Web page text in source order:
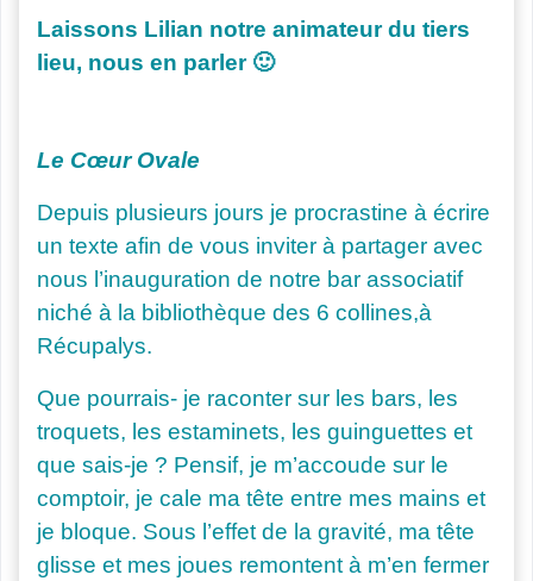
Laissons Lilian notre animateur du tiers
lieu, nous en parler 🙂
Le Cœur Ovale
Depuis plusieurs jours je procrastine à écrire
un texte afin de vous inviter à partager avec
nous l’inauguration de notre bar associatif
niché à la bibliothèque des 6 collines,à
Récupalys.
Que pourrais- je raconter sur les bars, les
troquets, les estaminets, les guinguettes et
que sais-je ? Pensif, je m’accoude sur le
comptoir, je cale ma tête entre mes mains et
je bloque. Sous l’effet de la gravité, ma tête
glisse et mes joues remontent à m’en fermer